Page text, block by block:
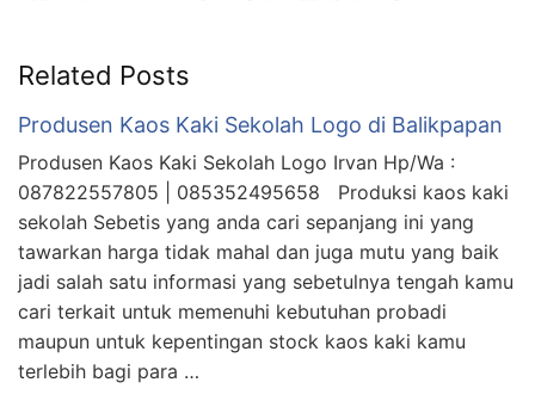
Related Posts
Produsen Kaos Kaki Sekolah Logo di Balikpapan
Produsen Kaos Kaki Sekolah Logo Irvan Hp/Wa :
087822557805 | 085352495658 Produksi kaos kaki
sekolah Sebetis yang anda cari sepanjang ini yang
tawarkan harga tidak mahal dan juga mutu yang baik
jadi salah satu informasi yang sebetulnya tengah kamu
cari terkait untuk memenuhi kebutuhan probadi
maupun untuk kepentingan stock kaos kaki kamu
terlebih bagi para …